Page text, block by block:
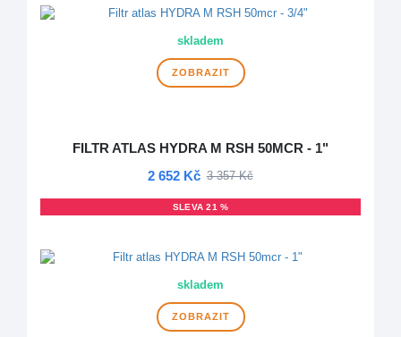
skladem
ZOBRAZIT
FILTR ATLAS HYDRA M RSH 50MCR - 1"
2 652 Kč 3 357 Kč
SLEVA 21 %
skladem
ZOBRAZIT